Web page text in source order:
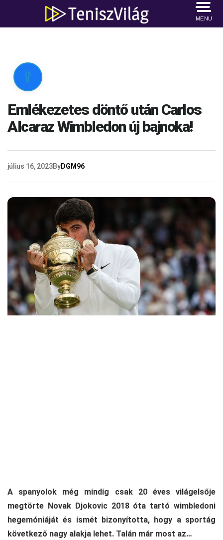
MENU

Emlékezetes döntő után Carlos
Alcaraz Wimbledon új bajnoka!
július 16, 2023ByDGM96
A spanyolok még mindig csak 20 éves világelsője
megtörte Novak Djokovic 2018 óta tartó wimbledoni
hegemóniáját és ismét bizonyította, hogy a sportág
következő nagy alakja lehet. Talán már most az…